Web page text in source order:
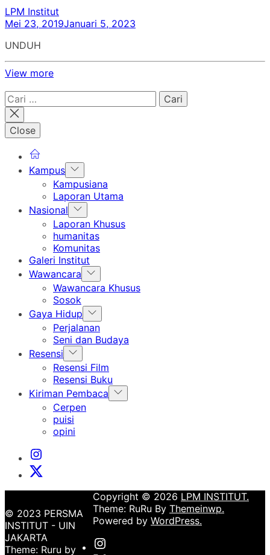
LPM Institut
Mei 23, 2019Januari 5, 2023
UNDUH
View more
Cari
untuk:
Close
Kampus Show
sub
menu
Kampusiana
Laporan Utama
Nasional Show
sub
menu
Laporan Khusus
humanitas
Komunitas
Galeri Institut
Wawancara Show
sub
Wawancara Khusus
Sosok
Gaya Hidup Show
sub
menu
Perjalanan
Seni dan Budaya
Resensi Show
sub
menu
Resensi Film
Resensi Buku
Kiriman Pembaca Show
sub
Cerpen
puisi
opini
Instagram
Institut
X
© 2023 PERSMA
INSTITUT - UIN
JAKARTA
Theme: Ruru by
Copyright © 2026 LPM INSTITUT.
Theme: RuRu By Themeinwp.
Powered by WordPress.
Instagram